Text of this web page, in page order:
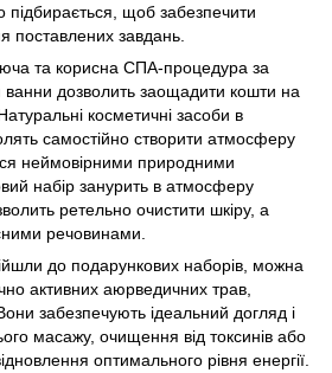
підбирається, щоб забезпечити
поставлених завдань.
та корисна СПА-процедура за
дозволить заощадити кошти на
косметичні засоби в
самостійно створити атмосферу
неймовірними природними
набір занурить в атмосферу
ретельно очистити шкіру, а
речовинами.
до подарункових наборів, можна
активних аюрведичних трав,
забезпечують ідеальний догляд і
масажу, очищення від токсинів або
оптимального рівня енергії.